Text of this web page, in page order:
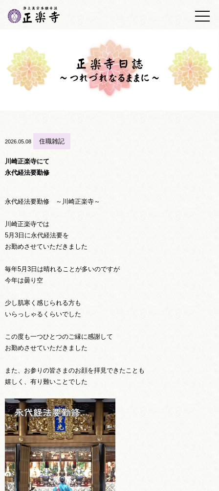
トップ
浄土真宗について
墓地・墓苑
仏事の心得
あしあと帳
お問い合わせ
2026.05.08 住職雑記
川崎正楽寺にて
永代経法要勤修
永代経法要勤修 ～川崎正楽寺～
川崎正楽寺では
5月3日に永代経法要を
お勤めさせていただきました
毎年5月3日は晴れることが多いのですが
今年は曇り空
少し肌寒く感じられる方も
いらっしゃるくらいでした
この度も一つひとつのご縁に感謝して
お勤めさせていただきました
また、お参りの皆さまのお顔を拝見できたことも
嬉しく、有り難いことでした